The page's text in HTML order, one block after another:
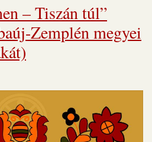
– Tiszán túl”
Zemplén megyei